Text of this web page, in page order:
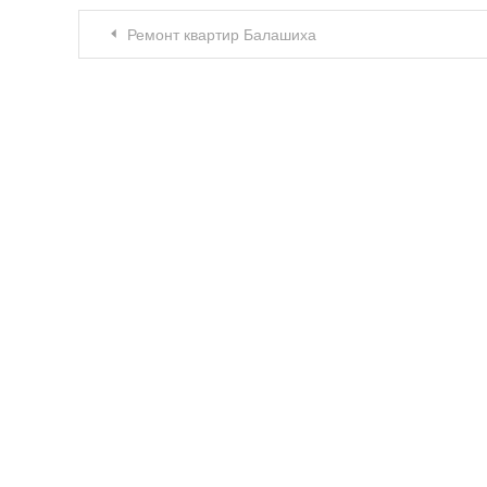
Навигация по записям
Ремонт квартир Балашиха